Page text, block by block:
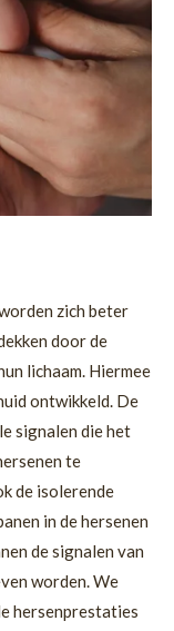
zich beter
door de
lichaam. Hiermee
ontwikkeld. De
signalen die het
te
de isolerende
in de hersenen
de signalen van
worden. We
hersenprestaties